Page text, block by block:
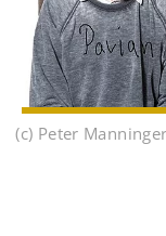
(c) Peter